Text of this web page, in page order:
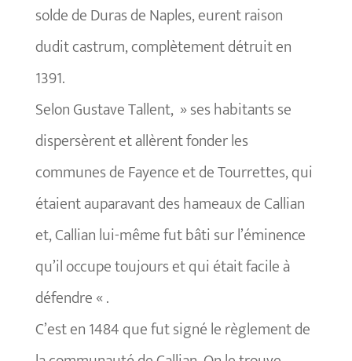
solde de Duras de Naples, eurent raison
dudit castrum, complètement détruit en
1391.
Selon Gustave Tallent, » ses habitants se
dispersèrent et allèrent fonder les
communes de Fayence et de Tourrettes, qui
étaient auparavant des hameaux de Callian
et, Callian lui-même fut bâti sur l’éminence
qu’il occupe toujours et qui était facile à
défendre « .
C’est en 1484 que fut signé le règlement de